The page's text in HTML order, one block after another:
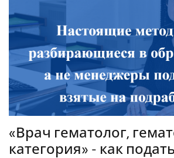
«Врач гематолог,
категория» - как